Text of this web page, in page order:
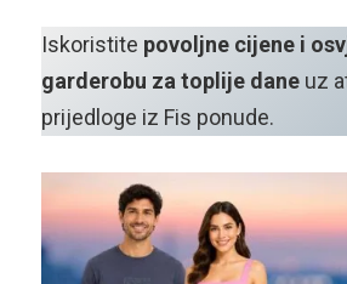
Iskoristite povoljne cijene i
garderobu za toplije daneuz
prijedloge iz Fis ponude.